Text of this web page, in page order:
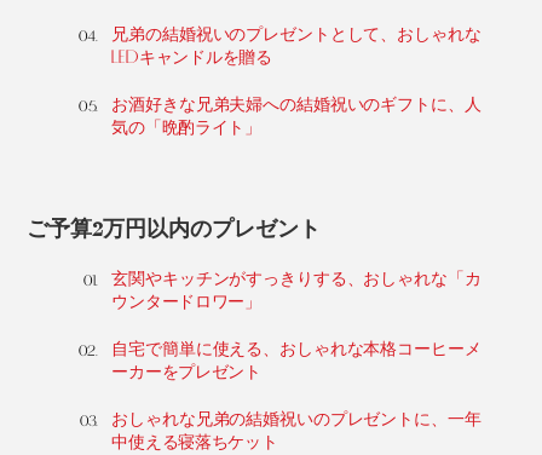
兄弟の結婚祝いのプレゼントとして、おしゃれな
LEDキャンドルを贈る
お酒好きな兄弟夫婦への結婚祝いのギフトに、人
気の「晩酌ライト」
ご予算2万円以内のプレゼント
玄関やキッチンがすっきりする、おしゃれな「カ
ウンタードロワー」
自宅で簡単に使える、おしゃれな本格コーヒーメ
ーカーをプレゼント
おしゃれな兄弟の結婚祝いのプレゼントに、一年
中使える寝落ちケット